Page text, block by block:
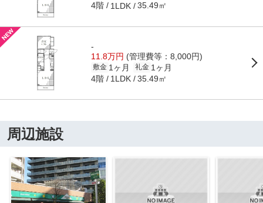
4階 1LDK 35.49㎡
-
11.8万円 (管理費等：8,000円)
敷金 1ヶ月 礼金 1ヶ月
4階 1LDK 35.49㎡
周辺施設